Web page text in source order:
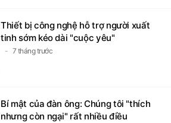
Thiết bị công nghệ hỗ trợ người xuất
tinh sớm kéo dài "cuộc yêu"
7 tháng trước
Bí mật của đàn ông: Chúng tôi "thích
nhưng còn ngại" rất nhiều điều